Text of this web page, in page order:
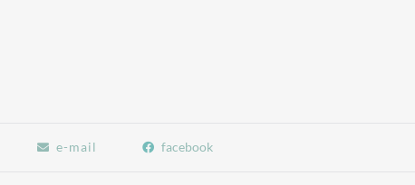
e-mail facebook